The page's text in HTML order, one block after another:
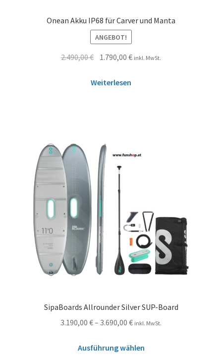
Onean Akku IP68 für Carver und Manta
ANGEBOT!
2.490,00€ 1.790,00€ inkl. MwSt.
Weiterlesen
SipaBoards Allrounder Silver SUP-Board
3.190,00 €– 3.690,00 € inkl. MwSt.
Ausführung wählen